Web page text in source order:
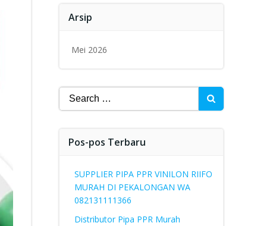
Arsip
Mei 2026
Search
for:
Pos-pos Terbaru
SUPPLIER PIPA PPR VINILON RIIFO
MURAH DI PEKALONGAN WA
082131111366
Distributor Pipa PPR Murah